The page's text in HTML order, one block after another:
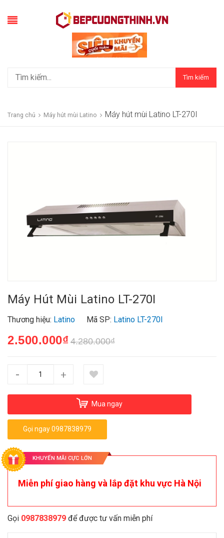
Tìm kiếm
Trang chủ Máy hút mùi Latino Máy hút mùi Latino LT-270I
Máy Hút Mùi Latino LT-270I
Thương hiệu: Latino Mã SP: Latino LT-270I
2.500.000₫ 4.280.000₫
- +
Mua ngay
Gọi ngay 0987838979
KHUYẾN MÃI CỰC LỚN
Miễn phí giao hàng và lắp đặt khu vực Hà Nội
Gọi 0987838979 để được tư vấn miễn phí